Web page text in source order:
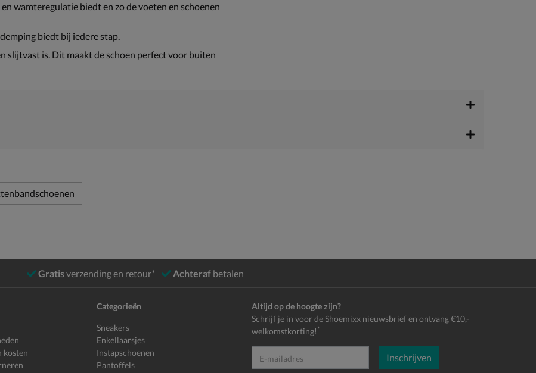
wamteregulatie biedt en zo de voeten en schoenen
biedt bij iedere stap.
slijtvast is. Dit maakt de schoen perfect voor buiten
Gratisverzending en retour* Achteraf betalen
kosten
Categorieën
Sneakers
Enkellaarsjes
Instapschoenen
Pantoffels
Altijd op de hoogte zijn?
Schrijf je in voor de Shoemixx nieuwsbrief en ontvang €10,-
welkomstkorting! *
E-mailadres Inschrijven